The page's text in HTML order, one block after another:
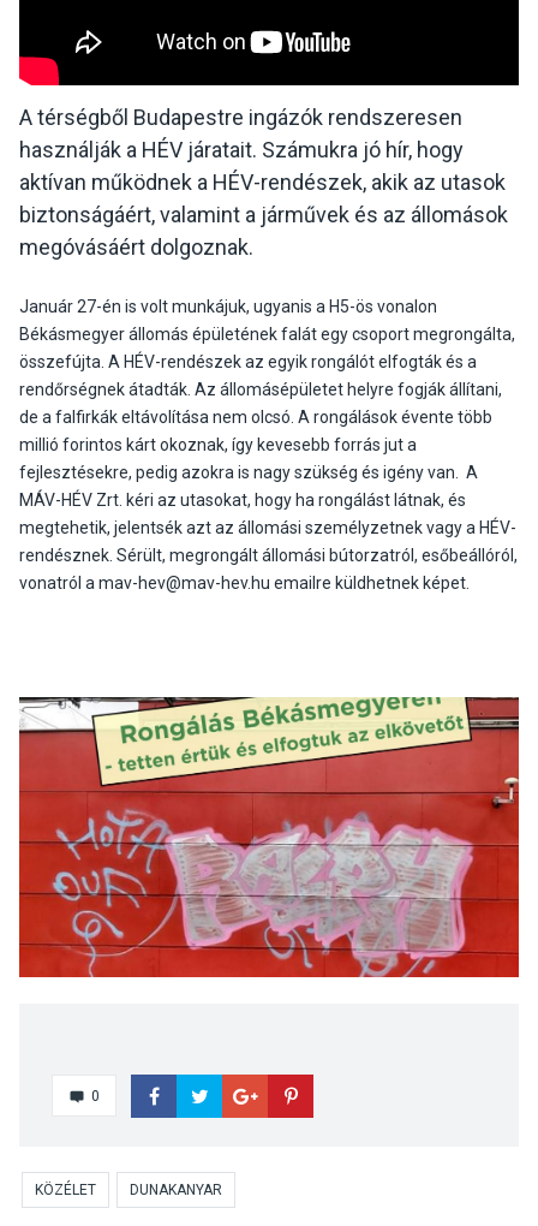
A térségből Budapestre ingázók rendszeresen
használják a HÉV járatait. Számukra jó hír, hogy
aktívan működnek a HÉV-rendészek, akik az utasok
biztonságáért, valamint a járművek és az állomások
megóvásáért dolgoznak.
Január 27-én is volt munkájuk, ugyanis a H5-ös vonalon
Békásmegyer állomás épületének falát egy csoport megrongálta,
összefújta. A HÉV-rendészek az egyik rongálót elfogták és a
rendőrségnek átadták. Az állomásépületet helyre fogják állítani,
de a falfirkák eltávolítása nem olcsó. A rongálások évente több
millió forintos kárt okoznak, így kevesebb forrás jut a
fejlesztésekre, pedig azokra is nagy szükség és igény van. A
MÁV-HÉV Zrt. kéri az utasokat, hogy ha rongálást látnak, és
megtehetik, jelentsék azt az állomási személyzetnek vagy a HÉV-
rendésznek. Sérült, megrongált állomási bútorzatról, esőbeállóról,
vonatról a mav-hev@mav-hev.hu emailre küldhetnek képet.
0
KÖZÉLET DUNAKANYAR